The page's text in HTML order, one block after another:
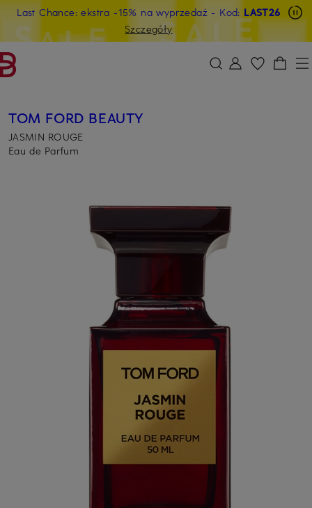
PRZEJDŹ DO GŁÓWNEJ TREŚCI PRZEJDŹ DO WYSZUKIWANIA
Last Chance: ekstra -15% na wyprzedaż - Kod: LAST26
Szczegóły
TOM FORD BEAUTY
JASMIN ROUGE
Eau de Parfum